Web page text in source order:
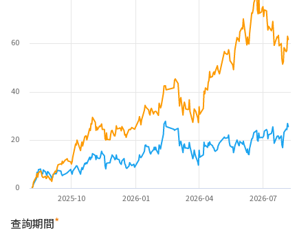
2025-10 2026-01 2026-04 2026-07
0
20
40
60
查詢期間*